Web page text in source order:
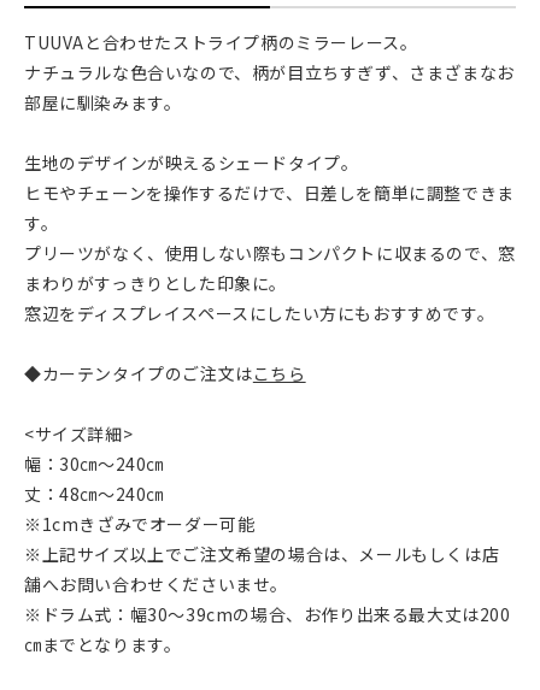
TUUVAと合わせたストライプ柄のミラーレース。
ナチュラルな色合いなので、柄が目立ちすぎず、さまざまなお
部屋に馴染みます。
生地のデザインが映えるシェードタイプ。
ヒモやチェーンを操作するだけで、日差しを簡単に調整できま
す。
プリーツがなく、使用しない際もコンパクトに収まるので、窓
まわりがすっきりとした印象に。
窓辺をディスプレイスペースにしたい方にもおすすめです。
◆カーテンタイプのご注文はこちら
<サイズ詳細>
幅：30㎝～240㎝
丈：48㎝～240㎝
※1cmきざみでオーダー可能
※上記サイズ以上でご注文希望の場合は、メールもしくは店
舗へお問い合わせくださいませ。
※ドラム式：幅30〜39cmの場合、お作り出来る最大丈は200
㎝までとなります。